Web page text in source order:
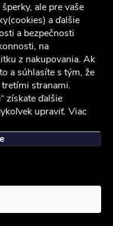
ale pre vaše
a ďalšie
a bezpečnosti
na
z nakupovania. Ak
a súhlasíte s tým, že
stranami.
získate ďalšie
upraviť. Viac
Ochrana osobných údajov